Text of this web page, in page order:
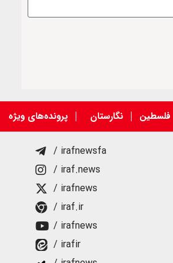
فلسطین نگارستان پرونده‌های ویژه
/ irafnewsfa
/ iraf.news
/ irafnews
/ iraf.ir
/ irafnews
/ irafir